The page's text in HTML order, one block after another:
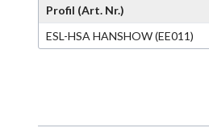
Profil (Art. Nr.)
ESL-HSA HANSHOW (EE011)